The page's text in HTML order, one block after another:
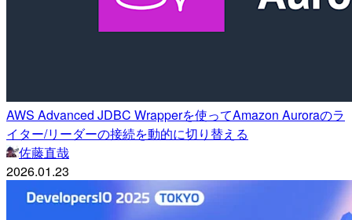
AWS Advanced JDBC Wrapperを使ってAmazon Auroraのラ
イター/リーダーの接続を動的に切り替える
佐藤直哉
2026.01.23